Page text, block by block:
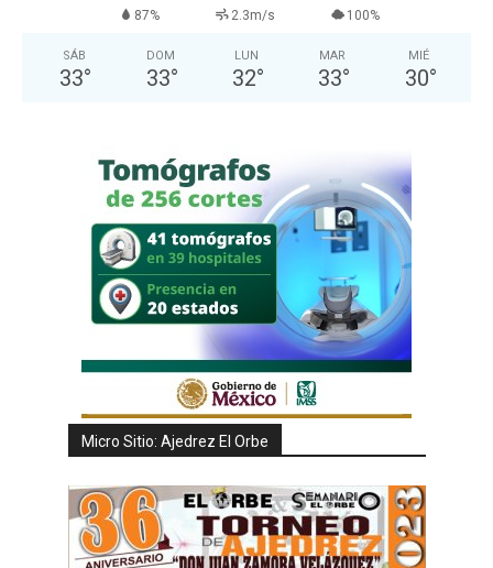
87% 2.3m/s 100%
SÁB
33°
DOM
33°
LUN
32°
MAR
33°
MIÉ
30°
Micro Sitio: Ajedrez El Orbe